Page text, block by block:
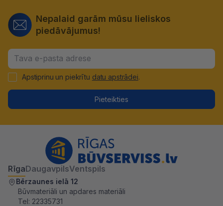
Nepalaid garām mūsu lieliskos
piedāvājumus!
Apstiprinu un piekrītu datu apstrādei.
Pieteikties
RīgaDaugavpilsVentspils
Bērzaunes ielā 12
Būvmateriāli un apdares materiāli
Tel: 22335731